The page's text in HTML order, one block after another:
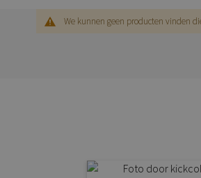
We kunnen geen producten vinden